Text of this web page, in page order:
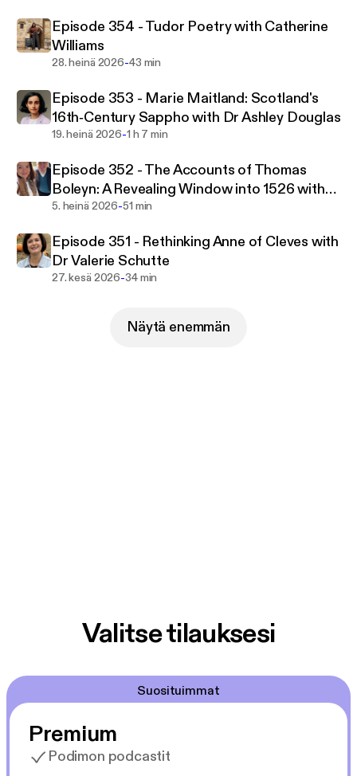
Episode 354 - Tudor Poetry with Catherine
Williams
28. heinä 2026-43 min
Episode 353 - Marie Maitland: Scotland's
16th‑Century Sappho with Dr Ashley Douglas
19. heinä 2026-1 h 7 min
Episode 352 - The Accounts of Thomas
Boleyn: A Revealing Window into 1526 with
Natalie Grueninger & Dr Owen Emmerson
5. heinä 2026-51 min
Episode 351 - Rethinking Anne of Cleves with
Dr Valerie Schutte
27. kesä 2026-34 min
Näytä enemmän
Valitse tilauksesi
Suosituimmat
Premium
Podimon podcastit